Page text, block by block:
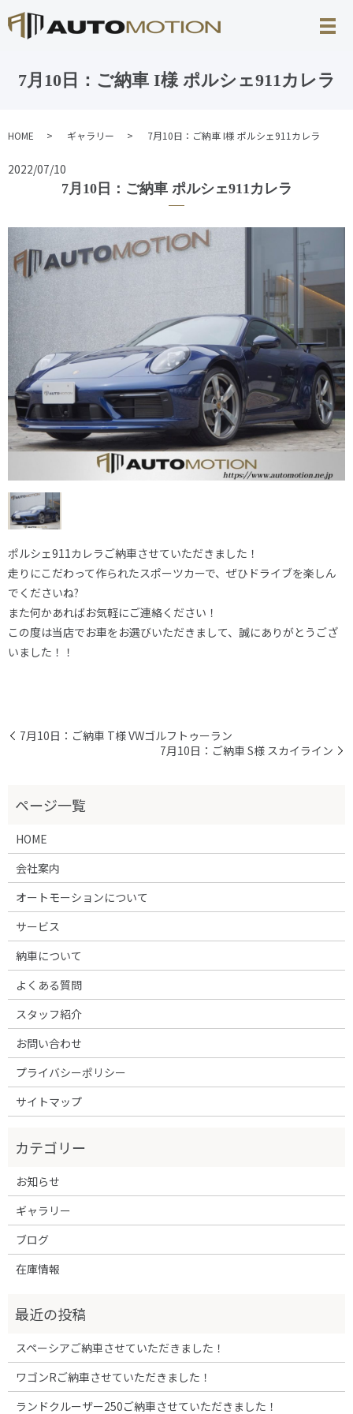
7月10日：ご納車 I様 ポルシェ911カレラ
HOME ギャラリー 7月10日：ご納車 I様 ポルシェ911カレラ
2022/07/10
7月10日：ご納車 ポルシェ911カレラ
ポルシェ911カレラご納車させていただきました！
走りにこだわって作られたスポーツカーで、ぜひドライブを楽しん
でくださいね?
また何かあればお気軽にご連絡ください！
この度は当店でお車をお選びいただきまして、誠にありがとうござ
いました！！
7月10日：ご納車 T様 VWゴルフトゥーラン
7月10日：ご納車 S様 スカイライン
HOME
会社案内
オートモーションについて
サービス
納車について
よくある質問
スタッフ紹介
お問い合わせ
プライバシーポリシー
サイトマップ
お知らせ
ギャラリー
ブログ
在庫情報
スペーシアご納車させていただきました！
ワゴンRご納車させていただきました！
ランドクルーザー250ご納車させていただきました！